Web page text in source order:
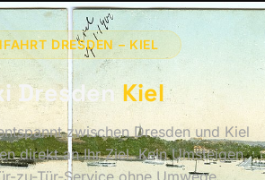
DRESDEN – KIEL
Dresden Kiel
zwischen Dresden und Kiel
direkt an Ihr Ziel. Kein Umsteigen,
zu-Tür-Service ohne Umwege.